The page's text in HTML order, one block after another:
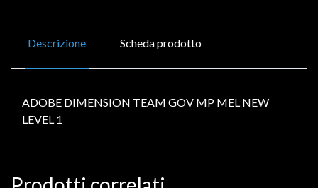
Descrizione Scheda prodotto
ADOBE DIMENSION TEAM GOV MP MEL NEW
LEVEL 1